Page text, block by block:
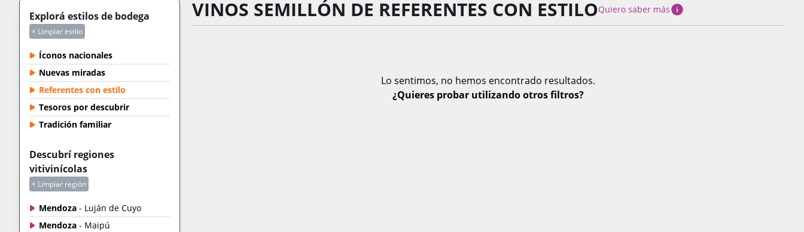
Explorá estilos de bodega
× Limpiar estilo
Íconos nacionales
Nuevas miradas
Referentes con estilo
Tesoros por descubrir
Tradición familiar
Descubrí regiones
vitivinícolas
× Limpiar región
Mendoza - Luján de Cuyo
Mendoza - Maipú
VINOS SEMILLÓN DE REFERENTES CON ESTILOQuiero saber más
Lo sentimos, no hemos encontrado resultados.
¿Quieres probar utilizando otros filtros?